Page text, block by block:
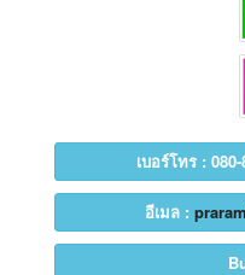
เบอร์โทร :
อีเมล :